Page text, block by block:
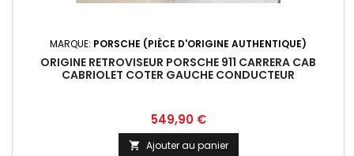
MARQUE: PORSCHE (PIÈCE D'ORIGINE AUTHENTIQUE)
ORIGINE RETROVISEUR PORSCHE 911 CARRERA CAB
CABRIOLET COTER GAUCHE CONDUCTEUR
Prix
549,90 €
 Ajouter au panier